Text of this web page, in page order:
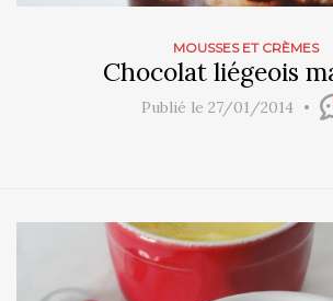
MOUSSES ET CRÈMES
Chocolat liégeois
Publié le 27/01/2014